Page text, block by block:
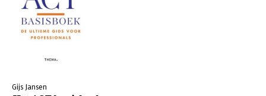
Gijs Jansen